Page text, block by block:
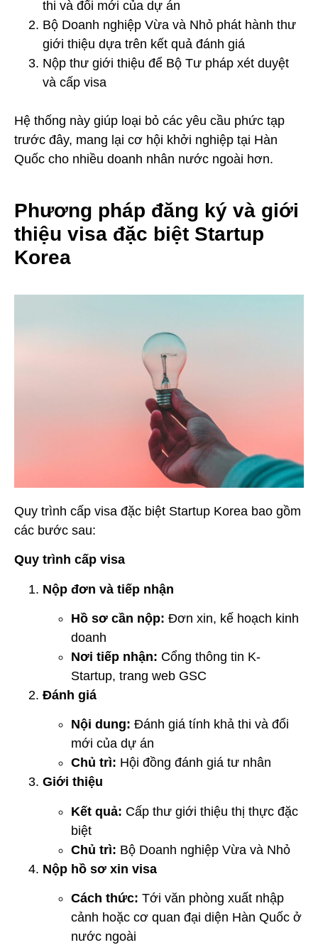
thi và đổi mới của dự án
Bộ Doanh nghiệp Vừa và Nhỏ phát hành thư
giới thiệu dựa trên kết quả đánh giá
Nộp thư giới thiệu để Bộ Tư pháp xét duyệt
và cấp visa
Hệ thống này giúp loại bỏ các yêu cầu phức tạp
trước đây, mang lại cơ hội khởi nghiệp tại Hàn
Quốc cho nhiều doanh nhân nước ngoài hơn.
Phương pháp đăng ký và giới
thiệu visa đặc biệt Startup
Korea
Quy trình cấp visa đặc biệt Startup Korea bao gồm
các bước sau:
Quy trình cấp visa
Nộp đơn và tiếp nhận
Hồ sơ cần nộp: Đơn xin, kế hoạch kinh
doanh
Nơi tiếp nhận: Cổng thông tin K-
Startup, trang web GSC
Đánh giá
Nội dung: Đánh giá tính khả thi và đổi
mới của dự án
Chủ trì: Hội đồng đánh giá tư nhân
Giới thiệu
Kết quả: Cấp thư giới thiệu thị thực đặc
biệt
Chủ trì: Bộ Doanh nghiệp Vừa và Nhỏ
Nộp hồ sơ xin visa
Cách thức: Tới văn phòng xuất nhập
cảnh hoặc cơ quan đại diện Hàn Quốc ở
nước ngoài